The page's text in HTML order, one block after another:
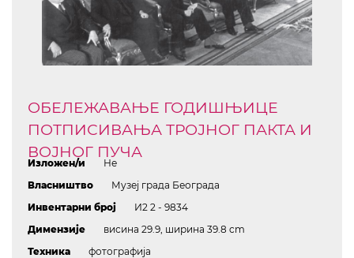
ОБЕЛЕЖАВАЊЕ ГОДИШЊИЦЕ
ПОТПИСИВАЊА ТРОЈНОГ ПАКТА И
ВОЈНОГ ПУЧА
Изложен/и
Не
Власништво
Музеј града Београда
Инвентарни број
И2 2 - 9834
Димензије
висина 29.9, ширина 39.8 cm
Техника
фотографија